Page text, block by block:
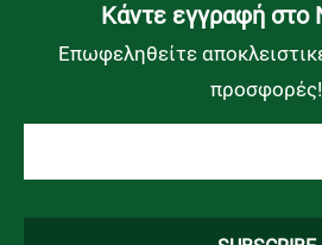
Kάντε εγγραφή στο
Επωφεληθείτε
προσφορές!